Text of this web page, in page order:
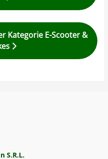
Kategorie E-Scooter &
S.R.L.